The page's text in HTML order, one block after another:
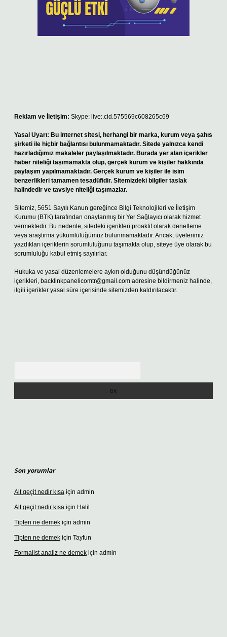
Reklam ve İletişim: Skype: live:.cid.575569c608265c69
Yasal Uyarı: Bu internet sitesi, herhangi bir marka, kurum veya şahıs
şirketi ile hiçbir bağlantısı bulunmamaktadır. Sitede yalnızca kendi
hazırladığımız makaleler paylaşılmaktadır. Burada yer alan içerikler
haber niteliği taşımamakta olup, gerçek kurum ve kişiler hakkında
paylaşım yapılmamaktadır. Gerçek kurum ve kişiler ile isim
benzerlikleri tamamen tesadüfidir. Sitemizdeki bilgiler taslak
halindedir ve tavsiye niteliği taşımazlar.
Sitemiz, 5651 Sayılı Kanun gereğince Bilgi Teknolojileri ve İletişim
Kurumu (BTK) tarafından onaylanmış bir Yer Sağlayıcı olarak hizmet
vermektedir. Bu nedenle, sitedeki içerikleri proaktif olarak denetleme
veya araştırma yükümlülüğümüz bulunmamaktadır. Ancak, üyelerimiz
yazdıkları içeriklerin sorumluluğunu taşımakta olup, siteye üye olarak bu
sorumluluğu kabul etmiş sayılırlar.
Hukuka ve yasal düzenlemelere aykırı olduğunu düşündüğünüz
içerikleri, backlinkpanelicomtr@gmail.com adresine bildirmeniz halinde,
ilgili içerikler yasal süre içerisinde sitemizden kaldırılacaktır.
Son yorumlar
Alt geçit nedir kısa için admin
Alt geçit nedir kısa için Halil
Tipten ne demek için admin
Tipten ne demek için Tayfun
Formalist analiz ne demek için admin